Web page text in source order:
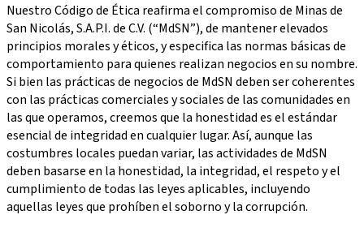
Nuestro Código de Ética reafirma el compromiso de Minas de
San Nicolás, S.A.P.I. de C.V. (“MdSN”), de mantener elevados
principios morales y éticos, y especifica las normas básicas de
comportamiento para quienes realizan negocios en su nombre.
Si bien las prácticas de negocios de MdSN deben ser coherentes
con las prácticas comerciales y sociales de las comunidades en
las que operamos, creemos que la honestidad es el estándar
esencial de integridad en cualquier lugar. Así, aunque las
costumbres locales puedan variar, las actividades de MdSN
deben basarse en la honestidad, la integridad, el respeto y el
cumplimiento de todas las leyes aplicables, incluyendo
aquellas leyes que prohíben el soborno y la corrupción.